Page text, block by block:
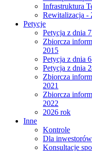
Infrastruktura
Rewitalizacja -
Petycje
Petycja z dnia
Zbiorcza
2015
Petycja z dnia
Petycja z dnia
Zbiorcza
2021
Zbiorcza
2022
2026 rok
Inne
Kontrole
Dla inwestorów
Konsultacje